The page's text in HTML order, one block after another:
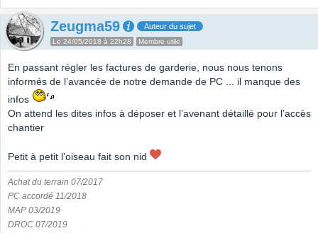
Zeugma59 Auteur du sujet
Le 24/05/2018 à 22h28 Membre utile
En passant régler les factures de garderie, nous nous tenons
informés de l’avancée de notre demande de PC ... il manque des
infos
On attend les dites infos à déposer et l’avenant détaillé pour l’accès
chantier
Petit à petit l’oiseau fait son nid
Achat du terrain 07/2017
PC accordé 11/2018
MAP 03/2019
DROC 07/2019